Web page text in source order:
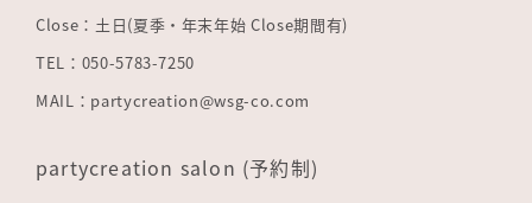
Close：土日(夏季・年末年始 Close期間有)
TEL：050-5783-7250
MAIL：partycreation@wsg-co.com
partycreation salon (予約制)